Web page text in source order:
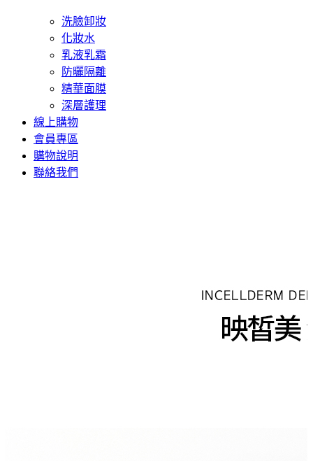
洗臉卸妝
化妝水
乳液乳霜
防曬隔離
精華面膜
深層護理
線上購物
會員專區
購物說明
聯絡我們